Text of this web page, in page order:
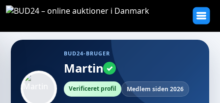
BUD24-BRUGER
Martin ✓
Verificeret profil Medlem siden 2026